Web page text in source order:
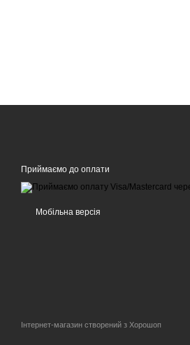
Приймаємо до оплати
Мобільна версія
Інтернет-магазин створений з Хорошоп